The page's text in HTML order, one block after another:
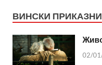
ВИНСКИ ПРИКАЗНИ
02/